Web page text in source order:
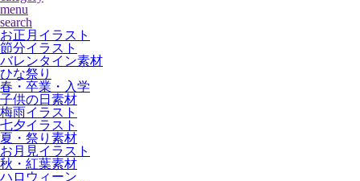
menu
search
お正月イラスト
節分イラスト
バレンタイン素材
ひな祭り
春・卒業・入学
子供の日素材
梅雨イラスト
七夕イラスト
夏・祭り素材
お月見イラスト
秋・紅葉素材
ハロウィーン